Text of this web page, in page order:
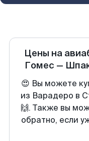
Цены на
Гомес —
😍 Вы можете
из Варадеро в
🙌. Также вы
обратно, если